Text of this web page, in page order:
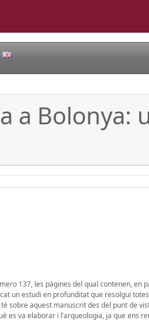
a Bolonya:
137, les pàgines del qual contenen, en
un estudi en profunditat que resolgui
sobre aquest manuscrit des del punt de
es va elaborar i l’arqueologia, ja que ens